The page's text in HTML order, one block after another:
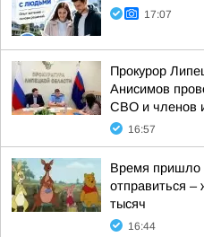
17:07
Прокурор
Анисимов
СВО и членов
16:57
Время пришло
отправиться –
тысяч
16:44